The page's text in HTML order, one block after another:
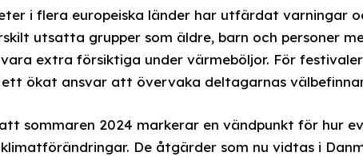
i flera europeiska länder har utfärdat varningar
utsatta grupper som äldre, barn och personer
extra försiktiga under värmeböljor. För
ökat ansvar att övervaka deltagarnas
sommaren 2024 markerar en vändpunkt för hur
De åtgärder som nu vidtas i